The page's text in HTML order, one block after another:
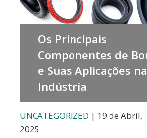
produtos
químicos
farmacêuticos
mobiliário
colchões,
etc..
Os Principais
Componentes de
e Suas Aplicações na
Indústria
UNCATEGORIZED | 19 de Abril,
2025